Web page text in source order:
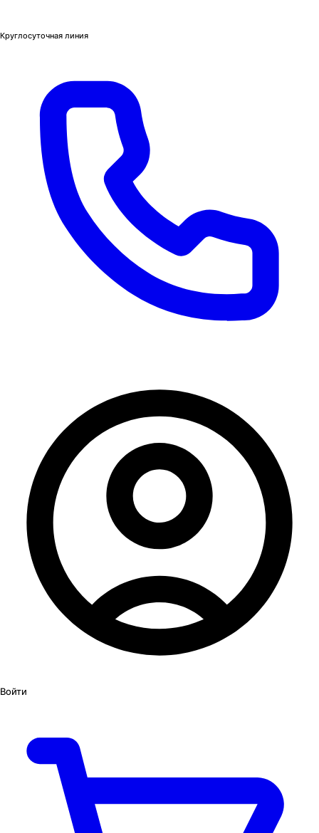
Круглосуточная линия
Войти